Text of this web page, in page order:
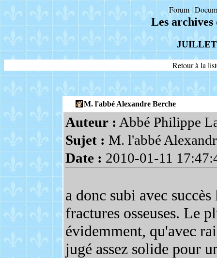
Forum|
Les
JUILLET
Retour à la
M. l'abbé Alexandre Berche
Auteur : Abbé Philippe
Sujet : M. l'abbé
Date : 2010-01-11
a donc subi avec
fractures osseuses. Le
évidemment, qu'avec
jugé assez solide pour